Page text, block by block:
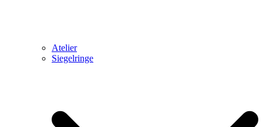
Atelier
Siegelringe